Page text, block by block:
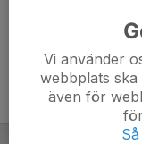
Vi använder
webbplats
även för